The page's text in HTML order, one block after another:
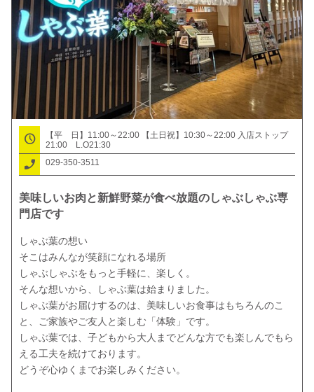
【平 日】11:00～22:00 【土日祝】10:30～22:00 入店ストップ
21:00 L.O21:30
029-350-3511
美味しいお肉と新鮮野菜が食べ放題のしゃぶしゃぶ専
門店です
しゃぶ葉の想い
そこはみんなが笑顔になれる場所
しゃぶしゃぶをもっと手軽に、楽しく。
そんな想いから、しゃぶ葉は始まりました。
しゃぶ葉がお届けするのは、美味しいお食事はもちろんのこ
と、ご家族やご友人と楽しむ「体験」です。
しゃぶ葉では、子どもから大人までどんな方でも楽しんでもら
える工夫を続けております。
どうぞ心ゆくまでお楽しみください。